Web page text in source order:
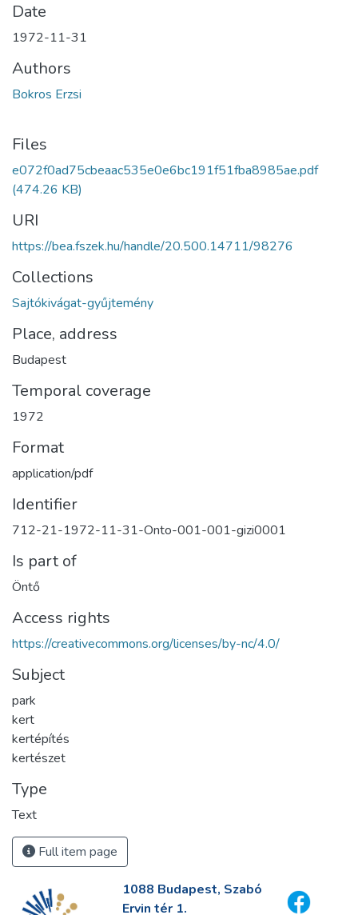
Date
1972-11-31
Authors
Bokros Erzsi
Files
e072f0ad75cbeaac535e0e6bc191f51fba8985ae.pdf
(474.26 KB)
URI
https://bea.fszek.hu/handle/20.500.14711/98276
Collections
Sajtókivágat-gyűjtemény
Place, address
Budapest
Temporal coverage
1972
Format
application/pdf
Identifier
712-21-1972-11-31-Onto-001-001-gizi0001
Is part of
Öntő
Access rights
https://creativecommons.org/licenses/by-nc/4.0/
Subject
park
kert
kertépítés
kertészet
Type
Text
Full item page
1088 Budapest, Szabó
Ervin tér 1.